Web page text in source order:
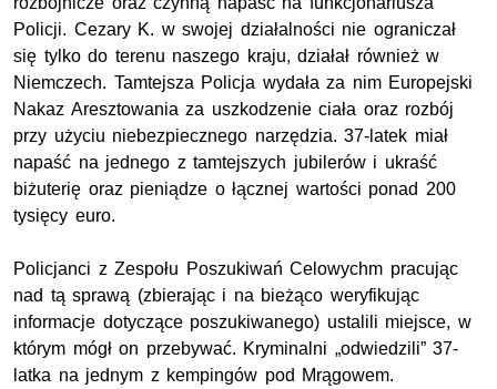
Policji. Cezary K. w swojej działalności nie ograniczał
się tylko do terenu naszego kraju, działał również w
Niemczech. Tamtejsza Policja wydała za nim Europejski
Nakaz Aresztowania za uszkodzenie ciała oraz rozbój
przy użyciu niebezpiecznego narzędzia. 37-latek miał
napaść na jednego z tamtejszych jubilerów i ukraść
biżuterię oraz pieniądze o łącznej wartości ponad 200
tysięcy euro.
Policjanci z Zespołu Poszukiwań Celowychm pracując
nad tą sprawą (zbierając i na bieżąco weryfikując
informacje dotyczące poszukiwanego) ustalili miejsce, w
którym mógł on przebywać. Kryminalni „odwiedzili” 37-
latka na jednym z kempingów pod Mrągowem.